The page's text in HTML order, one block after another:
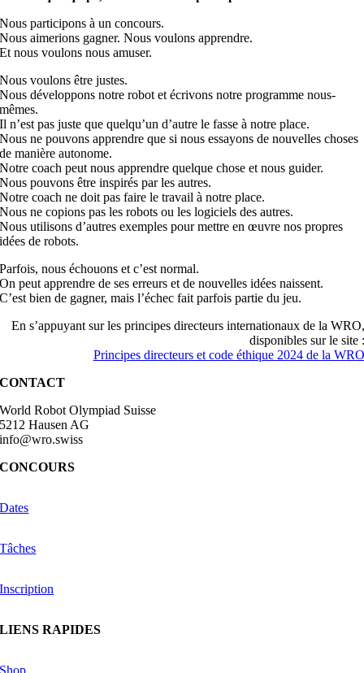
Nous participons à un concours.
Nous aimerions gagner. Nous voulons apprendre.
Et nous voulons nous amuser.
Nous voulons être justes.
Nous développons notre robot et écrivons notre programme nous-
mêmes.
Il n’est pas juste que quelqu’un d’autre le fasse à notre place.
Nous ne pouvons apprendre que si nous essayons de nouvelles choses
de manière autonome.
Notre coach peut nous apprendre quelque chose et nous guider.
Nous pouvons être inspirés par les autres.
Notre coach ne doit pas faire le travail à notre place.
Nous ne copions pas les robots ou les logiciels des autres.
Nous utilisons d’autres exemples pour mettre en œuvre nos propres
idées de robots.
Parfois, nous échouons et c’est normal.
On peut apprendre de ses erreurs et de nouvelles idées naissent.
C’est bien de gagner, mais l’échec fait parfois partie du jeu.
En s’appuyant sur les principes directeurs internationaux de la WRO,
disponibles sur le site :
Principes directeurs et code éthique 2024 de la WRO
CONTACT
World Robot Olympiad Suisse
5212 Hausen AG
info@wro.swiss
CONCOURS
Dates
Tâches
Inscription
LIENS RAPIDES
Shop